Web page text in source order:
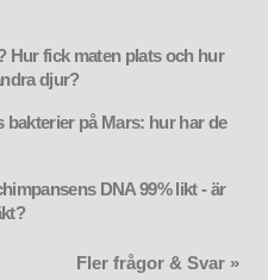
Hur fick maten plats och hur
djur?
på Mars: hur har de
DNA 99% likt - är
Fler frågor & Svar »